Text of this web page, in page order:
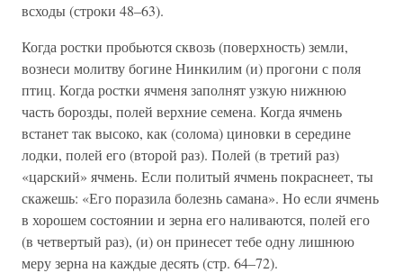
всходы (строки 48–63).
Когда ростки пробьются сквозь (поверхность) земли,
вознеси молитву богине Нинкилим (и) прогони с поля
птиц. Когда ростки ячменя заполнят узкую нижнюю
часть борозды, полей верхние семена. Когда ячмень
встанет так высоко, как (солома) циновки в середине
лодки, полей его (второй раз). Полей (в третий раз)
«царский» ячмень. Если политый ячмень покраснеет, ты
скажешь: «Его поразила болезнь самана». Но если ячмень
в хорошем состоянии и зерна его наливаются, полей его
(в четвертый раз), (и) он принесет тебе одну лишнюю
меру зерна на каждые десять (стр. 64–72).